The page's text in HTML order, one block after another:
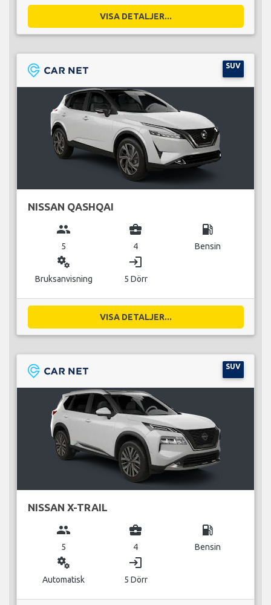
VISA DETALJER...
SUV
NISSAN QASHQAI
group
5
business_center
4
local_gas_station
Bensin
miscellaneous_services
Bruksanvisning
login
5 Dörr
VISA DETALJER...
SUV
NISSAN X-TRAIL
group
5
business_center
4
local_gas_station
Bensin
miscellaneous_services
Automatisk
login
5 Dörr